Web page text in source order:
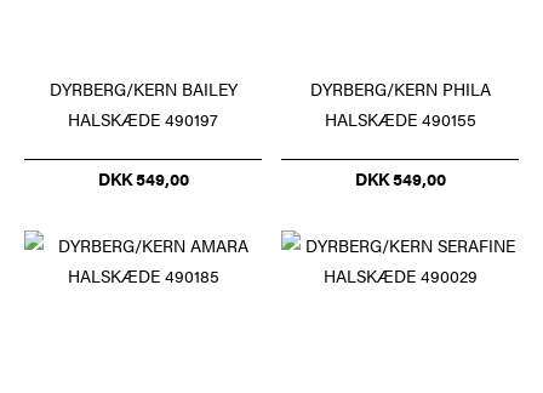
DYRBERG/KERN BAILEY
HALSKÆDE 490197
DKK 549,00
DYRBERG/KERN PHILA
HALSKÆDE 490155
DKK 549,00